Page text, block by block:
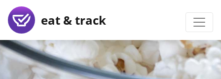
eat & track